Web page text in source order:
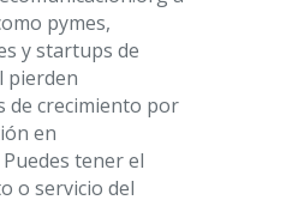
pymes,
y startups de
pierden
de crecimiento por
en
tener el
o servicio del